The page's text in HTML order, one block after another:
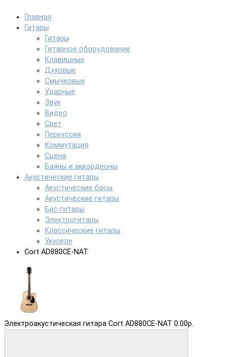
Главная
Гитары
Гитары
Гитарное оборудование
Клавишные
Духовые
Смычковые
Ударные
Звук
Видео
Свет
Перкуссия
Коммутация
Сцена
Баяны и аккордеоны
Акустические гитары
Акустические басы
Акустические гитары
Бас-гитары
Электрогитары
Классические гитары
Укулеле
Cort AD880CE-NAT
Электроакустическая гитара Cort AD880CE-NAT 0.00р.